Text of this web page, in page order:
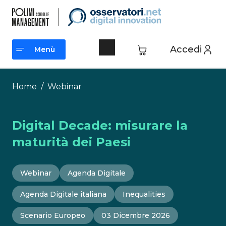
contenuto
Accedi
Menù
Menù
Home / Webinar
Digital Decade: misurare la
maturità dei Paesi
Webinar Agenda Digitale
Agenda Digitale italiana Inequalities
Scenario Europeo 03 Dicembre 2026